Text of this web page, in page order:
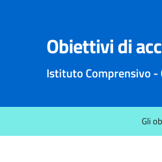
Obiettivi di
Istituto Comprensivo -
Gli